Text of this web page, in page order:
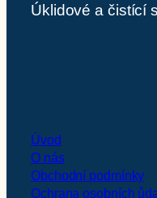
Úklidové a čistící
Úvod
O nás
Obchodní podmínky
Ochrana osobních